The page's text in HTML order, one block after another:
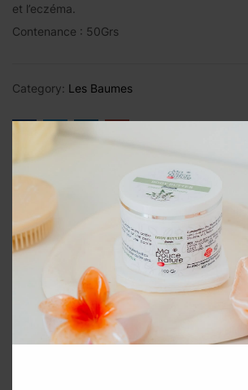
et l’eczéma.
Contenance : 50Grs
Category: Les Baumes
Description